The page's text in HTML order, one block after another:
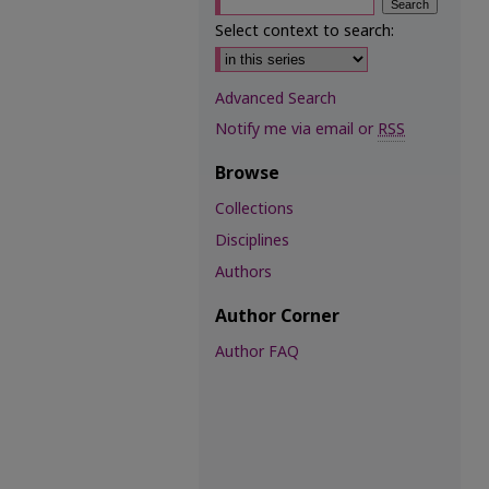
Select context to search:
Advanced Search
Notify me via email orRSS
Browse
Collections
Disciplines
Authors
Author Corner
Author FAQ